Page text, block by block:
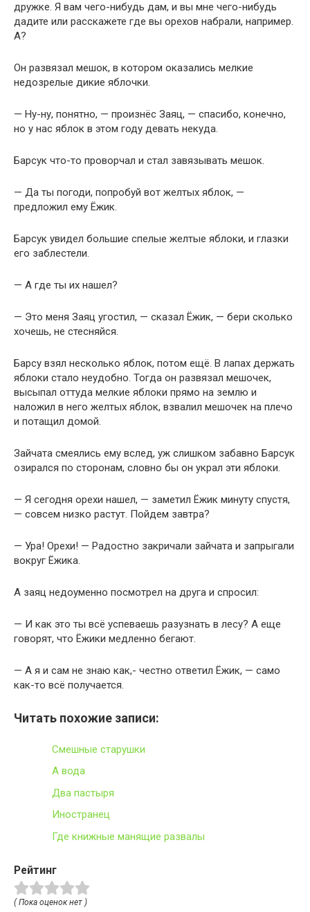
дружке. Я вам чего-нибудь дам, и вы мне чего-нибудь
дадите или расскажете где вы орехов набрали, например.
А?
Он развязал мешок, в котором оказались мелкие
недозрелые дикие яблочки.
— Ну-ну, понятно, — произнёс Заяц, — спасибо, конечно,
но у нас яблок в этом году девать некуда.
Барсук что-то проворчал и стал завязывать мешок.
— Да ты погоди, попробуй вот желтых яблок, —
предложил ему Ёжик.
Барсук увидел большие спелые желтые яблоки, и глазки
его заблестели.
— А где ты их нашел?
— Это меня Заяц угостил, — сказал Ёжик, — бери сколько
хочешь, не стесняйся.
Барсу взял несколько яблок, потом ещё. В лапах держать
яблоки стало неудобно. Тогда он развязал мешочек,
высыпал оттуда мелкие яблоки прямо на землю и
наложил в него желтых яблок, взвалил мешочек на плечо
и потащил домой.
Зайчата смеялись ему вслед, уж слишком забавно Барсук
озирался по сторонам, словно бы он украл эти яблоки.
— Я сегодня орехи нашел, — заметил Ёжик минуту спустя,
— совсем низко растут. Пойдем завтра?
— Ура! Орехи! — Радостно закричали зайчата и запрыгали
вокруг Ёжика.
А заяц недоуменно посмотрел на друга и спросил:
— И как это ты всё успеваешь разузнать в лесу? А еще
говорят, что Ёжики медленно бегают.
— А я и сам не знаю как,- честно ответил Ёжик, — само
как-то всё получается.
Читать похожие записи:
Смешные старушки
А вода
Два пастыря
Иностранец
Где книжные манящие развалы
Рейтинг
( Пока оценок нет )